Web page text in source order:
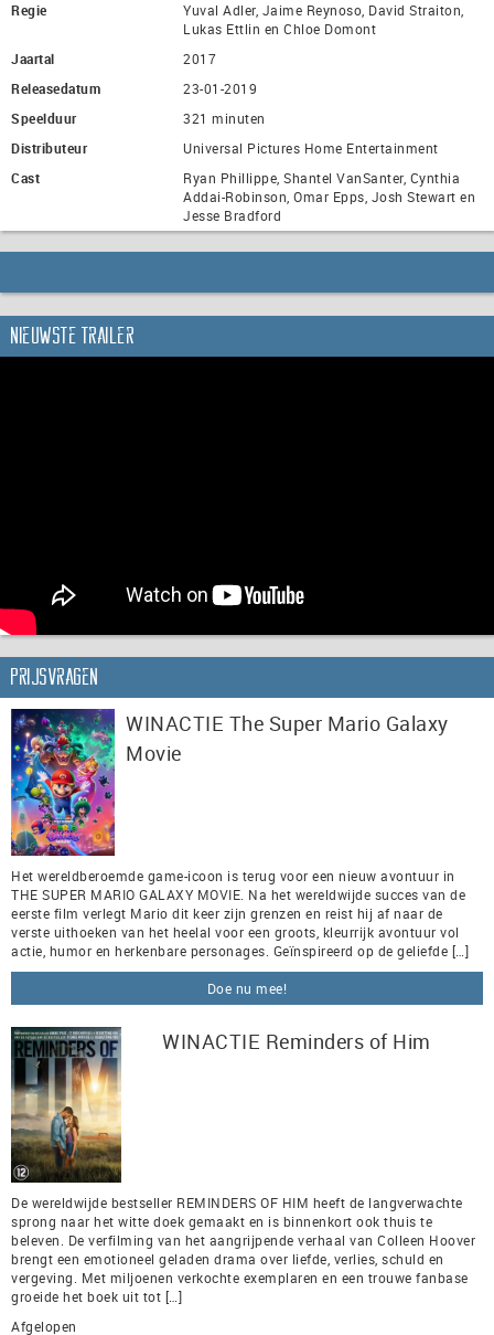
Regie
Yuval Adler, Jaime Reynoso, David Straiton,
Lukas Ettlin en Chloe Domont
Jaartal
2017
Releasedatum
23-01-2019
Speelduur
321 minuten
Distributeur
Universal Pictures Home Entertainment
Cast
Ryan Phillippe, Shantel VanSanter, Cynthia
Addai-Robinson, Omar Epps, Josh Stewart en
Jesse Bradford
Nieuwste trailer
Prijsvragen
WINACTIE The Super Mario Galaxy
Movie
Het wereldberoemde game-icoon is terug voor een nieuw avontuur in
THE SUPER MARIO GALAXY MOVIE. Na het wereldwijde succes van de
eerste film verlegt Mario dit keer zijn grenzen en reist hij af naar de
verste uithoeken van het heelal voor een groots, kleurrijk avontuur vol
actie, humor en herkenbare personages. Geïnspireerd op de geliefde […]
Doe nu mee!
WINACTIE Reminders of Him
De wereldwijde bestseller REMINDERS OF HIM heeft de langverwachte
sprong naar het witte doek gemaakt en is binnenkort ook thuis te
beleven. De verfilming van het aangrijpende verhaal van Colleen Hoover
brengt een emotioneel geladen drama over liefde, verlies, schuld en
vergeving. Met miljoenen verkochte exemplaren en een trouwe fanbase
groeide het boek uit tot […]
Afgelopen